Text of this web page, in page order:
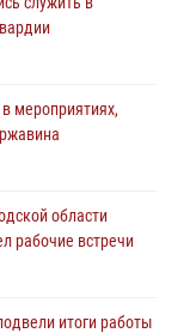
203 выезда на
от 30
«горячую
мероприятиях,
области
рабочие встречи
итоги работы